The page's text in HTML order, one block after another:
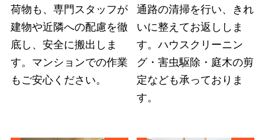
弊社では故人様とご依頼者様の想いに応えるこ
とを第一としています。遠方にお住まいのご親
族への形見分や遺品のご供養など、どのような
細かなご要望も遠慮せずにお伝えください。
荷物も、専門スタッフが
建物や近隣への配慮を徹
底し、安全に搬出しま
す。マンションでの作業
もご安心ください。
通路の清掃を行い、きれ
いに整えてお返ししま
す。ハウスクリーニン
グ・害虫駆除・庭木の剪
定なども承っておりま
す。